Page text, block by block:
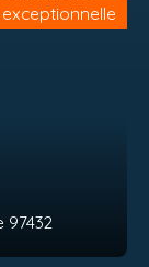
97432